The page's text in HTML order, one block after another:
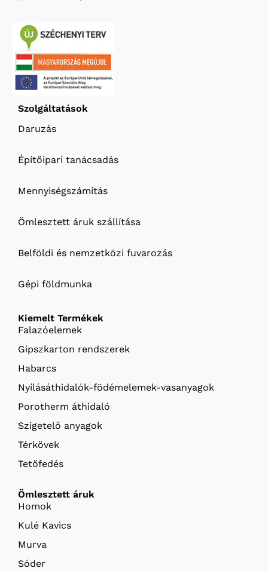
Szolgáltatások
Daruzás
Építőipari tanácsadás
Mennyiségszámítás
Ömlesztett áruk szállítása
Belföldi és nemzetközi fuvarozás
Gépi földmunka
Kiemelt Termékek
Falazóelemek
Gipszkarton rendszerek
Habarcs
Nyílásáthidalók-födémelemek-vasanyagok
Porotherm áthidaló
Szigetelő anyagok
Térkövek
Tetőfedés
Ömlesztett áruk
Homok
Kulé Kavics
Murva
Sóder